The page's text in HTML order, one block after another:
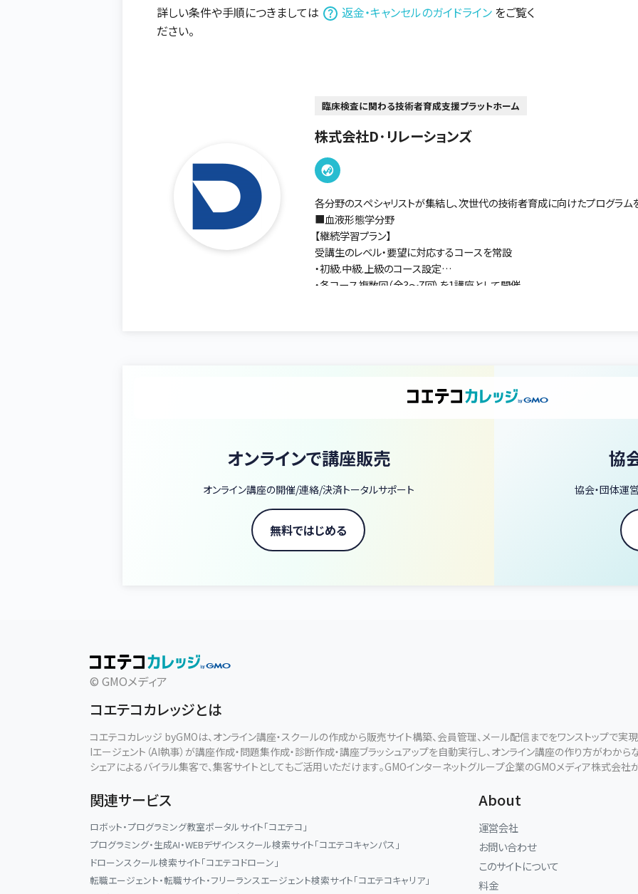
詳しい条件や手順につきましては 返金・キャンセルのガイドライン をご覧く
ださい。
臨床検査に関わる技術者育成支援プラットホーム
株式会社D･リレーションズ
各分野のスペシャリストが集結し、次世代の技術者育成に向けたプログラム
■血液形態学分野
【継続学習プラン】
受講生のレベル・要望に対応するコースを常設
・初級.中級.上級のコース設定
・各コース複数回（全3～7回）を1講座として開催
※血液病理・尿一般検査（沈査）・微生物検査・生理機能検査分野など、
オンラインで講座販売
オンライン講座の開催/連絡/決済トータルサポート
無料ではじめる
協
協会・団体運
© GMOメディア
コエテコカレッジとは
コエテコカレッジ byGMOは、オンライン講座・スクールの作成から販売サイト構築、会員管理、メール配信までをワンストップで実
Iエージェント（AI執事）が講座作成・問題集作成・診断作成・講座ブラッシュアップを自動実行し、オンライン講座の作り方がわか
シェアによるバイラル集客で、集客サイトとしてもご活用いただけます。GMOインターネットグループ企業のGMOメディア株式会社
関連サービス
ロボット・プログラミング教室ポータルサイト「コエテコ」
プログラミング・生成AI・WEBデザインスクール検索サイト「コエテコキャンパス」
ドローンスクール検索サイト「コエテコドローン」
転職エージェント・転職サイト・フリーランスエージェント検索サイト「コエテコキャリア」
About
運営会社
お問い合わせ
このサイトについて
料金